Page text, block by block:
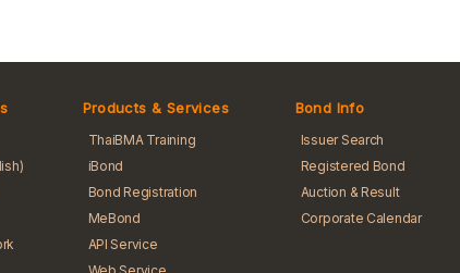
Products & Services
ThaiBMA Training
iBond
Bond Registration
MeBond
API Service
Bond Info
Issuer Search
Registered Bond
Auction & Result
Corporate Calendar